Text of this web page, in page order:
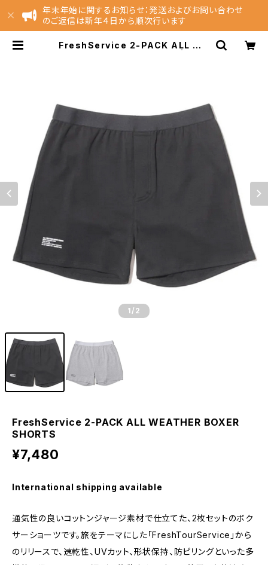
年末年始に関するお知らせ：発送およびお問い合わせ
のご返信は新年４日から順次行います
FreshService 2-PACK ALL WE
1 /2
FreshService 2-PACK ALL WEATHER BOXER
SHORTS
¥7,480
International shipping available
通気性の良いコットンジャージ素材で仕立てた、2枚セットのボク
サーショーツです。旅をテーマにした「FreshTourService」から
のリリースで、速乾性、UVカット、形状保持、防ピリングといった多